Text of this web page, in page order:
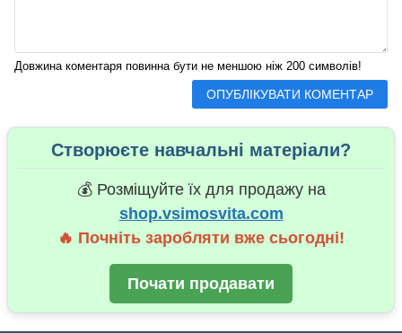
Довжина коментаря повинна бути не меншою ніж 200 символів!
Створюєте навчальні матеріали?
💰 Розміщуйте їх для продажу на
shop.vsimosvita.com
🔥 Почніть заробляти вже сьогодні!
Почати продавати